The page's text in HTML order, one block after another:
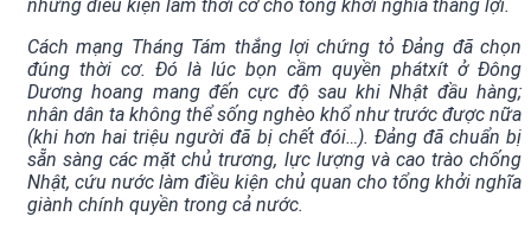
những điều kiện làm thời cơ cho tổng khởi nghĩa thắng lợi.
Cách mạng Tháng Tám thắng lợi chứng tỏ Đảng đã chọn
đúng thời cơ. Đó là lúc bọn cầm quyền phátxít ở Đông
Dương hoang mang đến cực độ sau khi Nhật đầu hàng;
nhân dân ta không thể sống nghèo khổ như trước được nữa
(khi hơn hai triệu người đã bị chết đói…). Đảng đã chuẩn bị
sẵn sàng các mặt chủ trương, lực lượng và cao trào chống
Nhật, cứu nước làm điều kiện chủ quan cho tổng khởi nghĩa
giành chính quyền trong cả nước.